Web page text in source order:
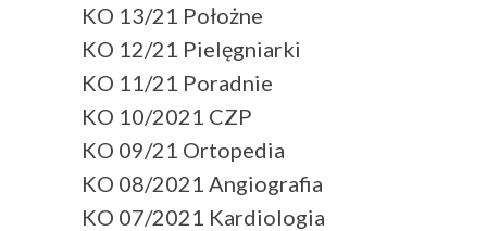
KO 13/21 Położne
KO 12/21 Pielęgniarki
KO 11/21 Poradnie
KO 10/2021 CZP
KO 09/21 Ortopedia
KO 08/2021 Angiografia
KO 07/2021 Kardiologia